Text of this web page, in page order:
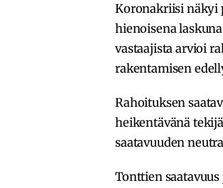
Koronakriisi näkyi
hienoisena
vastaajista arvioi
rakentamisen
Rahoituksen
heikentävänä
saatavuuden
Tonttien